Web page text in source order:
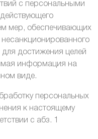
с персональными
мер, обеспечивающих
достижения целей
информация на
виде.
персональных
к настоящему
с абз. 1